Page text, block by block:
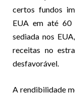
certos fundos
EUA em até 60
sediada nos
receitas no
desfavorável.
A rendibilidade